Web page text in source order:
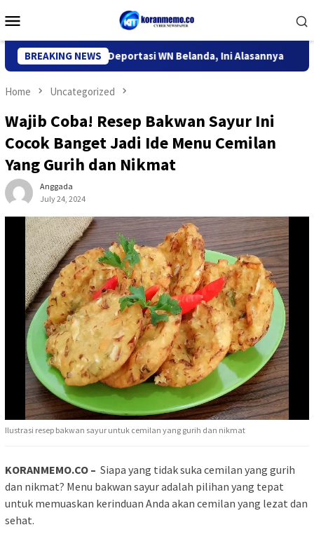
to
Menu
BREAKING NEWS
Kediri Deportasi WN Belanda, Ini Alasannya 9
Home Uncategorized
Wajib Coba! Resep Bakwan Sayur Ini
Cocok Banget Jadi Ide Menu Cemilan
Yang Gurih dan Nikmat
Anggada
July 24, 2024
Ilustrasi resep bakwan sayur untuk cemilan yang gurih dan nikmat
KORANMEMO.CO – Siapa yang tidak suka cemilan yang gurih
dan nikmat? Menu bakwan sayur adalah pilihan yang tepat
untuk memuaskan kerinduan Anda akan cemilan yang lezat dan
sehat.